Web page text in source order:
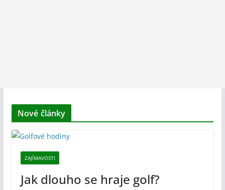
Nové články
ZAJÍMAVOSTI
Jak dlouho se hraje golf?